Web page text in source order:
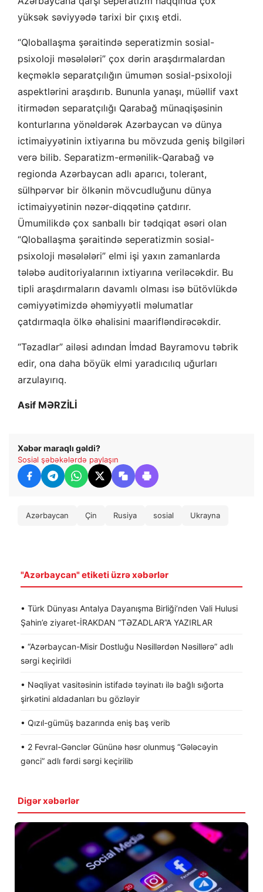
yüksək səviyyədə tarixi bir çıxış etdi.
“Qloballaşma şəraitində seperatizmin sosial-
psixoloji məsələləri” çox dərin araşdırmalardan
keçməklə separatçılığın ümumən sosial-psixoloji
aspektlərini araşdırıb. Bununla yanaşı, müəllif vaxt
itirmədən separatçılığı Qarabağ münaqişəsinin
konturlarına yönəldərək Azərbaycan və dünya
ictimaiyyətinin ixtiyarına bu mövzuda geniş bilgiləri
verə bilib. Separatizm-ermənilik-Qarabağ və
regionda Azərbaycan adlı aparıcı, tolerant,
sülhpərvər bir ölkənin mövcudluğunu dünya
ictimaiyyətinin nəzər-diqqətinə çatdırır.
Ümumilikdə çox sanballı bir tədqiqat əsəri olan
“Qloballaşma şəraitində seperatizmin sosial-
psixoloji məsələləri” elmi işi yaxın zamanlarda
tələbə auditoriyalarının ixtiyarına veriləcəkdir. Bu
tipli araşdırmaların davamlı olması isə bütövlükdə
cəmiyyətimizdə əhəmiyyətli məlumatlar
çatdırmaqla ölkə əhalisini maarifləndirəcəkdir.
“Təzadlar” ailəsi adından İmdad Bayramovu təbrik
edir, ona daha böyük elmi yaradıcılıq uğurları
arzulayırıq.
Asif MƏRZİLİ
Xəbər maraqlı gəldi?
Sosial şəbəkələrdə paylaşın
Azərbaycan Çin Rusiya sosial Ukrayna
"Azərbaycan" etiketi üzrə xəbərlər
• Türk Dünyası Antalya Dayanışma Birliği’nden Vali Hulusi
Şahin’e ziyaret-İRAKDAN “TƏZADLAR”A YAZIRLAR
• “Azərbaycan-Misir Dostluğu Nəsillərdən Nəsillərə” adlı
sərgi keçirildi
• Nəqliyat vasitəsinin istifadə təyinatı ilə bağlı sığorta
şirkətini aldadanları bu gözləyir
• Qızıl-gümüş bazarında eniş baş verib
• 2 Fevral-Gənclər Gününə həsr olunmuş “Gələcəyin
gənci” adlı fərdi sərgi keçirilib
Digər xəbərlər